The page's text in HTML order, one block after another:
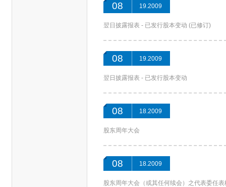
08 19.2009
翌日披露报表 - 已发行股本变动 (已修订)
08 19.2009
翌日披露报表 - 已发行股本变动
08 18.2009
股东周年大会
08 18.2009
股东周年大会（或其任何续会）之代表委任表